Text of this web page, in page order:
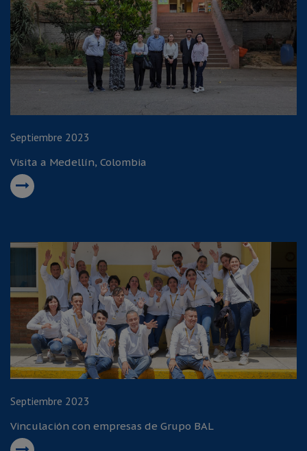
Septiembre 2023
Visita a Medellín, Colombia
Septiembre 2023
Vinculación con empresas de Grupo BAL